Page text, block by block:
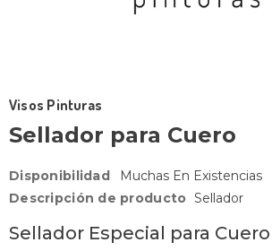
Visos Pinturas
Sellador para Cuero
Disponibilidad
Muchas En Existencias
Descripción de producto Sellador
Sellador Especial para Cuero